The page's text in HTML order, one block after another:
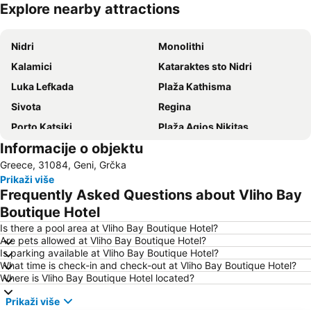
Explore nearby attractions
Nidri
Monolithi
Kalamici
Kataraktes sto Nidri
Luka Lefkada
Plaža Kathisma
Sivota
Regina
Porto Katsiki
Plaža Agios Nikitas
Lefkas
Nydri
Plaža Ergemni
Madouri
Alonaki
Vasiliki
Gyra
Kyani Akti
Mytikas
Agia Mavra
Informacije o objektu
Greece, 31084, Geni, Grčka
Prikaži više
Frequently Asked Questions about Vliho Bay
Boutique Hotel
Is there a pool area at Vliho Bay Boutique Hotel?
Are pets allowed at Vliho Bay Boutique Hotel?
Is parking available at Vliho Bay Boutique Hotel?
What time is check-in and check-out at Vliho Bay Boutique Hotel?
Where is Vliho Bay Boutique Hotel located?
Prikaži više